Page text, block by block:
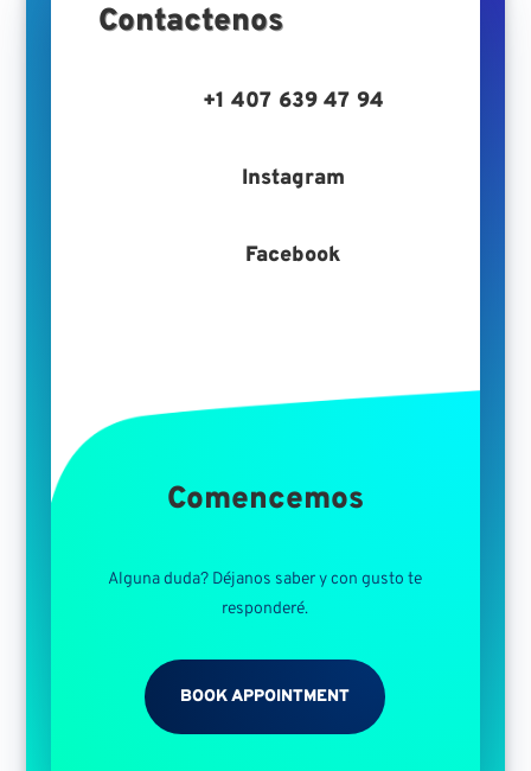
Contactenos
+1 407 639 47 94
Instagram
Facebook
Comencemos
Alguna duda? Déjanos saber y con gusto te
responderé.
BOOK APPOINTMENT